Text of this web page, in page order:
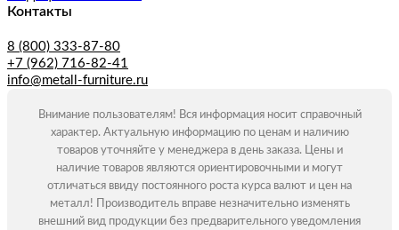
Контакты
8 (800) 333-87-80
+7 (962) 716-82-41
info@metall-furniture.ru
Внимание пользователям! Вся информация носит справочный
характер. Актуальную информацию по ценам и наличию
товаров уточняйте у менеджера в день заказа. Цены и
наличие товаров являются ориентировочными и могут
отличаться ввиду постоянного роста курса валют и цен на
металл! Производитель вправе незначительно изменять
внешний вид продукции без предварительного уведомления